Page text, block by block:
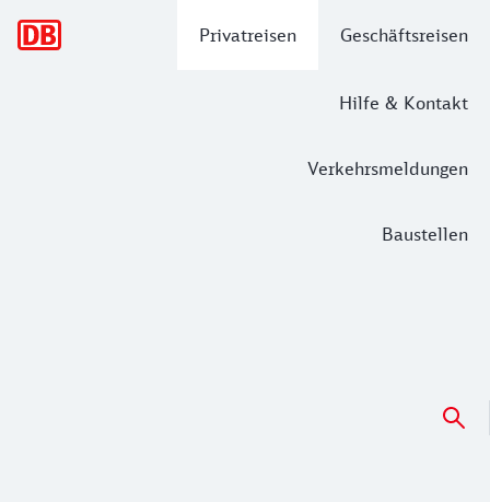
Privatreisen Geschäftsreisen
Hilfe & Kontakt
Verkehrsmeldungen
Baustellen